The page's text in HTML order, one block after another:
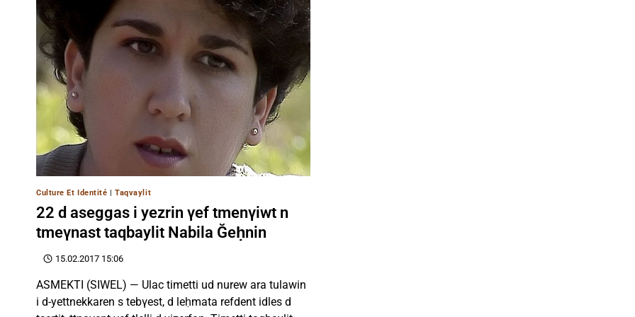
Culture Et Identité |Taqvaylit
22 d aseggas i yezrin γef tmenγiwt n
tmeγnast taqbaylit Nabila Ğeḥnin
15.02.2017 15:06
ASMEKTI (SIWEL) — Ulac timetti ud nurew ara tulawin
i d-yettnekkaren s tebγest, d leḥmata refdent idles d